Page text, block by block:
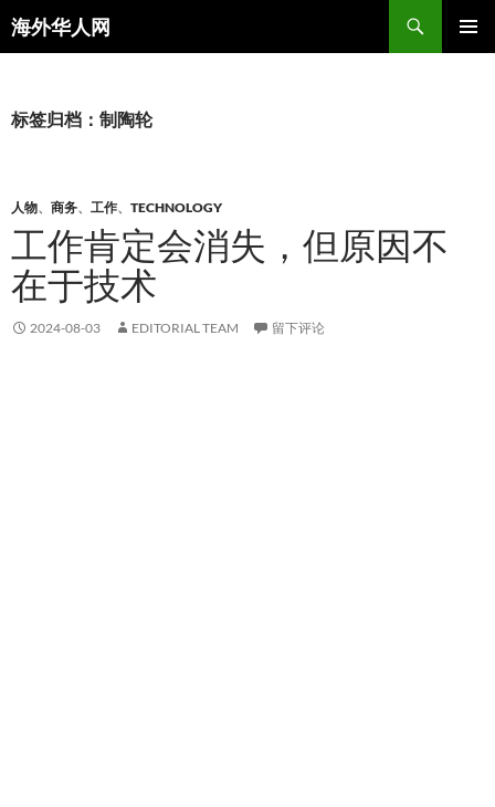
海外华人网
搜
索
文
标签归档：制陶轮
人物、 商务、 工作、 TECHNOLOGY
工作肯定会消失，但原因不
在于技术
2024-08-03 EDITORIAL TEAM 留下评论